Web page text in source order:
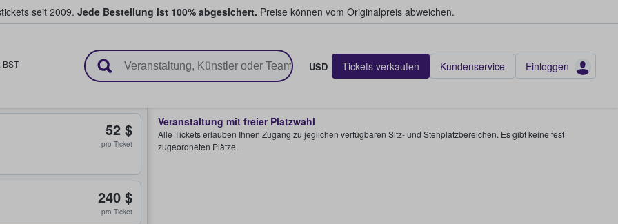
seit 2009. Jede Bestellung ist 100% abgesichert. Preise können vom Originalpreis abweichen.
& verkaufen
BST
USD Tickets verkaufen Kundenservice Einloggen
52 $
pro Ticket
240 $
pro Ticket
Veranstaltung mit freier Platzwahl
Alle Tickets erlauben Ihnen Zugang zu jeglichen verfügbaren Sitz- und Stehplatzbereichen. Es gibt keine fest
zugeordneten Plätze.